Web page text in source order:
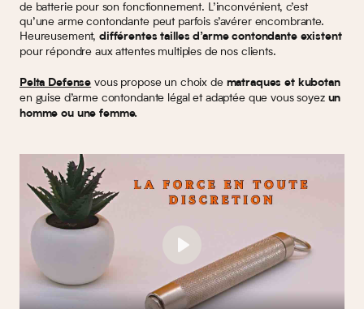
de batterie pour son fonctionnement. L’inconvénient, c’est
qu’une arme contondante peut parfois s’avérer encombrante.
Heureusement,différentes tailles d’arme contondante existent
pour répondre aux attentes multiples de nos clients.
Pelta Defense vous propose un choix de matraques et kubotan
en guise d’arme contondante légal et adaptée que vous soyez un
homme ou une femme.